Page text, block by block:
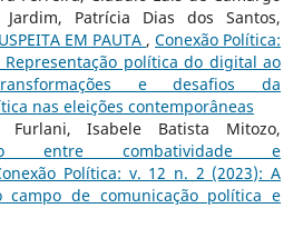
Jardim, Patrícia Dias dos Santos,
EM PAUTA ,Conexão Política:
política do digital ao
e desafios da
nas eleições contemporâneas
Furlani, Isabele Batista Mitozo,
entre combatividade e
Política: v. 12 n. 2 (2023): A
campo de comunicação política e